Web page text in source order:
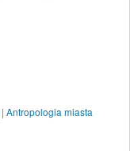
| Antropologia miasta